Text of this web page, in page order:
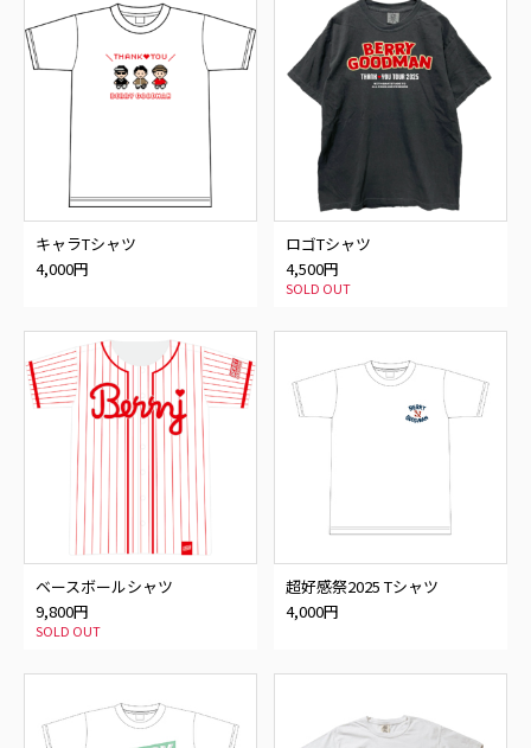
キャラTシャツ
4,000円
ロゴTシャツ
4,500円
SOLD OUT
ベースボールシャツ
9,800円
SOLD OUT
超好感祭2025 Tシャツ
4,000円